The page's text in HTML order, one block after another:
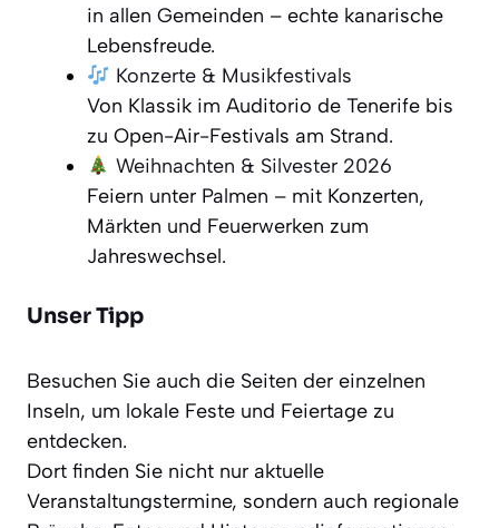
in allen Gemeinden – echte kanarische
Lebensfreude.
Konzerte & Musikfestivals
Von Klassik im Auditorio de Tenerife bis
zu Open-Air-Festivals am Strand.
Weihnachten & Silvester 2026
Feiern unter Palmen – mit Konzerten,
Märkten und Feuerwerken zum
Jahreswechsel.
Unser Tipp
Besuchen Sie auch die Seiten der einzelnen
Inseln, um lokale Feste und Feiertage zu
entdecken.
Dort finden Sie nicht nur aktuelle
Veranstaltungstermine, sondern auch regionale